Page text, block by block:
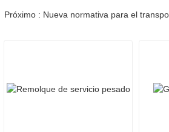
Próximo : Nueva normativa para el